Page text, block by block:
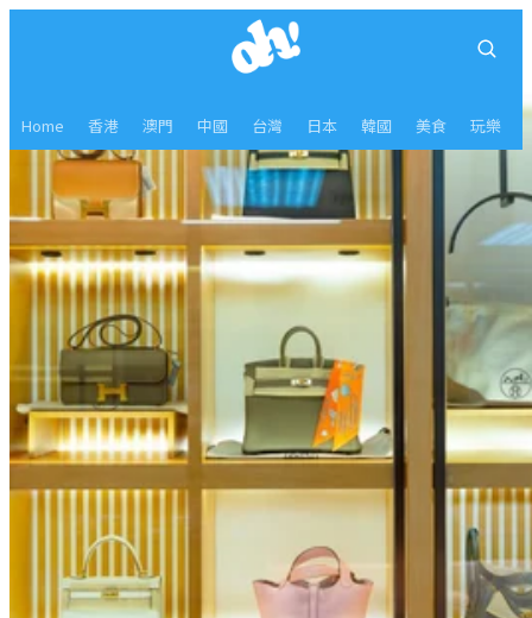
Home 香港 澳門 中國 台灣 日本 韓國 美食 玩樂